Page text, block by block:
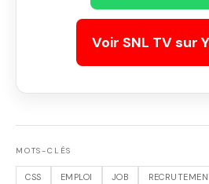
Voir SNL TV sur
MOTS-CLÉS
CSS EMPLOI JOB